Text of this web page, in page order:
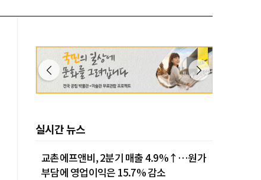
실시간 뉴스
교촌에프앤비, 2분기 매출 4.9%↑…원가
부담에 영업이익은 15.7% 감소